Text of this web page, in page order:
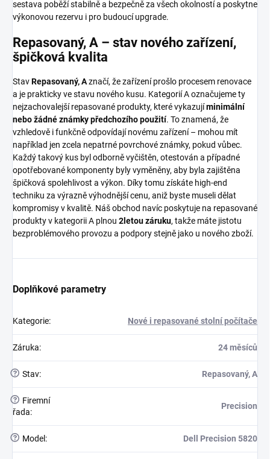
sestava poběží stabilně a bezpečně za všech okolností a poskytne
výkonovou rezervu i pro budoucí upgrade.
Repasovaný, A – stav nového zařízení,
špičková kvalita
StavRepasovaný, Aznačí, že zařízení prošlo procesem renovace
a je prakticky ve stavu nového kusu. Kategorií A označujeme ty
nejzachovalejší repasované produkty, které vykazujíminimální
nebo žádné známky předchozího použití. To znamená, že
vzhledově i funkčně odpovídají novému zařízení – mohou mít
například jen zcela nepatrné povrchové známky, pokud vůbec.
Každý takový kus byl odborně vyčištěn, otestován a případné
opotřebované komponenty byly vyměněny, aby byla zajištěna
špičková spolehlivost a výkon. Díky tomu získáte high-end
techniku za výrazně výhodnější cenu, aniž byste museli dělat
kompromisy v kvalitě. Náš obchod navíc poskytuje na repasované
produkty v kategorii A plnou 2letou záruku, takže máte jistotu
bezproblémového provozu a podpory stejně jako u nového zboží.
Doplňkové parametry
Kategorie: Nové i repasované stolní počítače
Záruka: 24 měsíců
? Stav: Repasovaný, A
?
Firemní
řada:
Precision
? Model : Dell Precision 5820